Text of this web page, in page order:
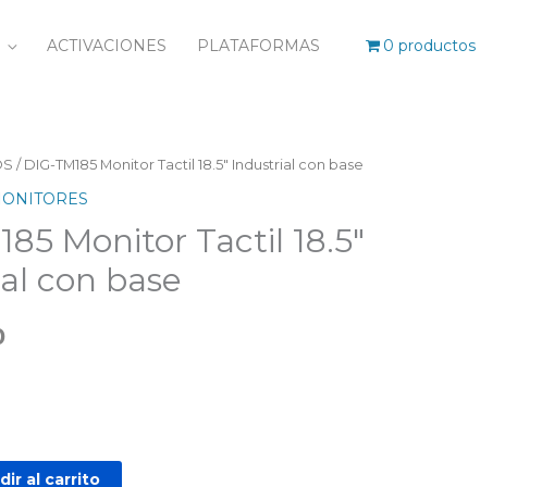
ACTIVACIONES PLATAFORMAS 0 productos
/ DIG-TM185 Monitor Tactil 18.5″ Industrial con base
Monitor Tactil 18.5″
con base
al carrito